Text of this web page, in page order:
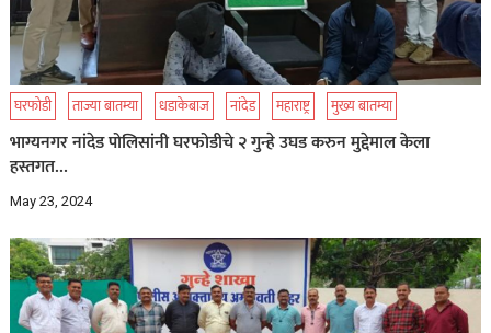
घरफोडी ताज्या बातम्या धडाकेबाज नांदेड महाराष्ट्र मुख्य बातम्या
भाग्यनगर नांदेड पोलिसांनी घरफोडीचे २ गुन्हे उघड करुन मुद्देमाल केला
हस्तगत…
May 23, 2024